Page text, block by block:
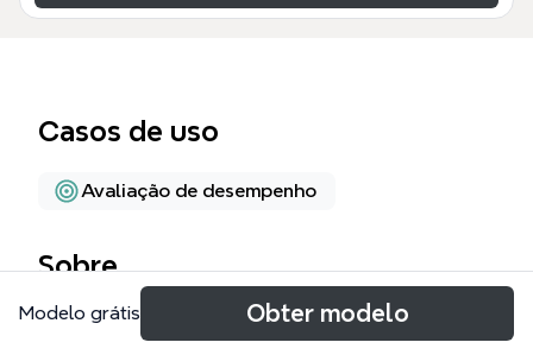
Casos de uso
Avaliação de desempenho
Sobre
The PM Job 專案經理 職務 mind map template
Modelo grátis Obter modelo